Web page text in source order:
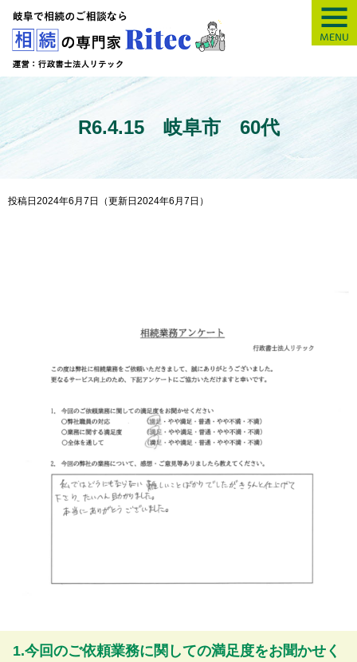
【岐阜】相続の
R6.4.15 岐阜市 60代
投稿日2024年6月7日 （更新日2024年6月7日）
1.今回のご依頼業務に関しての満足度をお聞かせく